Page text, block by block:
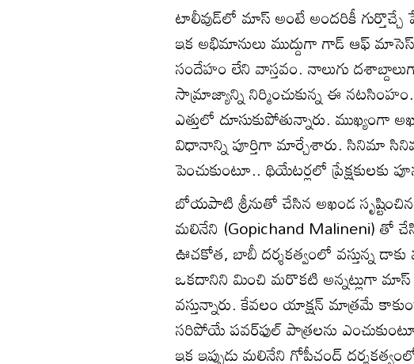
టాలీవుడ్‌లో మాస్‌ అంటే అందరికీ గుర్తొచ్చే
ఇక అభిమానులు ముద్దుగా గాడ్ ఆఫ్ మాసెస్
సందేహం లేని వాస్తవం. నాలుగు
సామ్రాజ్యాన్ని నిర్మించుకున్న ఈ
ఎత్తులో దూసుకుపోతున్నారు. ముఖ్యంగా
విధానాన్ని పూర్తిగా మార్చేశారు. సినిమా
పెంచుకుంటూ.. థియేటర్లలో ప్రేక్షకులకు
బోయపాటి శ్రీనుతో చేసిన అఖండ
మలినేని (Gopichand Malineni) తో
ఊచకోత, బాబీ దర్శకత్వంలో వస్తున్న
ఒకదానిని మించి మరొకటి అన్నట్లుగా మాస్
వస్తున్నారు. కేవలం యాక్షన్ మాత్రమే
సరిపోయే పవర్‌ఫుల్ పాత్రలను
ఇక ఇప్పుడు మలినేని గోపీచంద్